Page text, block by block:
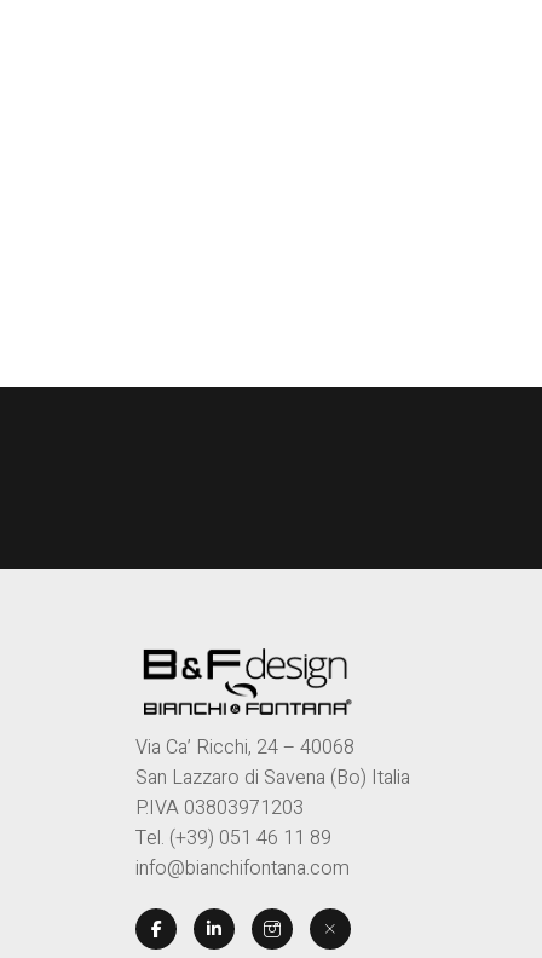
Via Ca’ Ricchi, 24 – 40068
San Lazzaro di Savena (Bo) Italia
P.IVA 03803971203
Tel. (+39) 051 46 11 89
info@bianchifontana.com